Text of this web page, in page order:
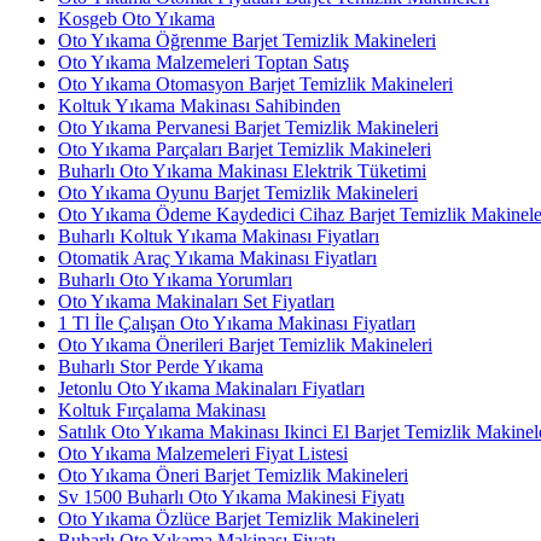
Kosgeb Oto Yıkama
Oto Yıkama Öğrenme Barjet Temizlik Makineleri
Oto Yıkama Malzemeleri Toptan Satış
Oto Yıkama Otomasyon Barjet Temizlik Makineleri
Koltuk Yıkama Makinası Sahibinden
Oto Yıkama Pervanesi Barjet Temizlik Makineleri
Oto Yıkama Parçaları Barjet Temizlik Makineleri
Buharlı Oto Yıkama Makinası Elektrik Tüketimi
Oto Yıkama Oyunu Barjet Temizlik Makineleri
Oto Yıkama Ödeme Kaydedici Cihaz Barjet Temizlik
Buharlı Koltuk Yıkama Makinası Fiyatları
Otomatik Araç Yıkama Makinası Fiyatları
Buharlı Oto Yıkama Yorumları
Oto Yıkama Makinaları Set Fiyatları
1 Tl İle Çalışan Oto Yıkama Makinası Fiyatları
Oto Yıkama Önerileri Barjet Temizlik Makineleri
Buharlı Stor Perde Yıkama
Jetonlu Oto Yıkama Makinaları Fiyatları
Koltuk Fırçalama Makinası
Satılık Oto Yıkama Makinası Ikinci El Barjet Temizlik
Oto Yıkama Malzemeleri Fiyat Listesi
Oto Yıkama Öneri Barjet Temizlik Makineleri
Sv 1500 Buharlı Oto Yıkama Makinesi Fiyatı
Oto Yıkama Özlüce Barjet Temizlik Makineleri